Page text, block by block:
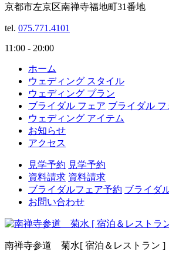
京都市左京区南禅寺福地町31番地
tel. 075.771.4101
11:00 - 20:00
ホーム
ウェディング スタイル
ウェディング プラン
ブライダル フェア ブライダル フ
ウェディング アイテム
お知らせ
アクセス
見学予約 見学予約
資料請求 資料請求
ブライダルフェア予約 ブライダ
お問い合わせ
南禅寺参道 菊水[ 宿泊＆レストラン ]